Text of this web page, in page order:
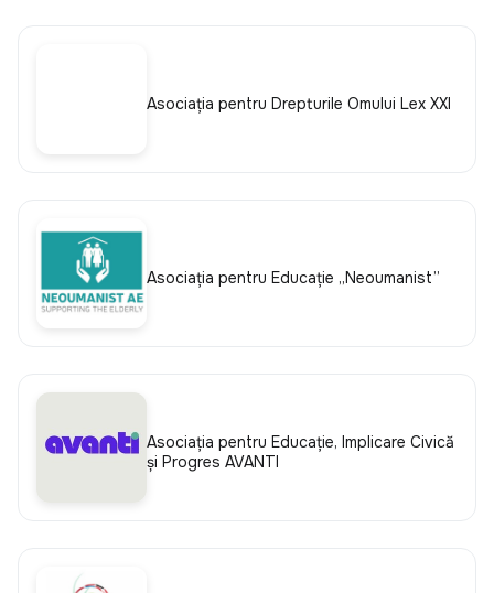
Asociația pentru Drepturile Omului Lex XXI
Asociația pentru Educație „Neoumanist”
Asociaţia pentru Educaţie, Implicare Civică
şi Progres AVANTI